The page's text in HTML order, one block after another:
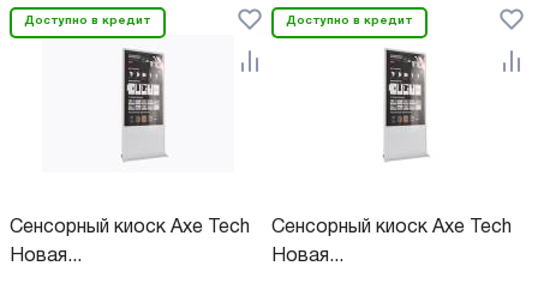
Доступно в кредит
Сенсорный киоск Axe Tech
Новая...
Доступно в кредит
Сенсорный киоск Axe Tech
Новая...